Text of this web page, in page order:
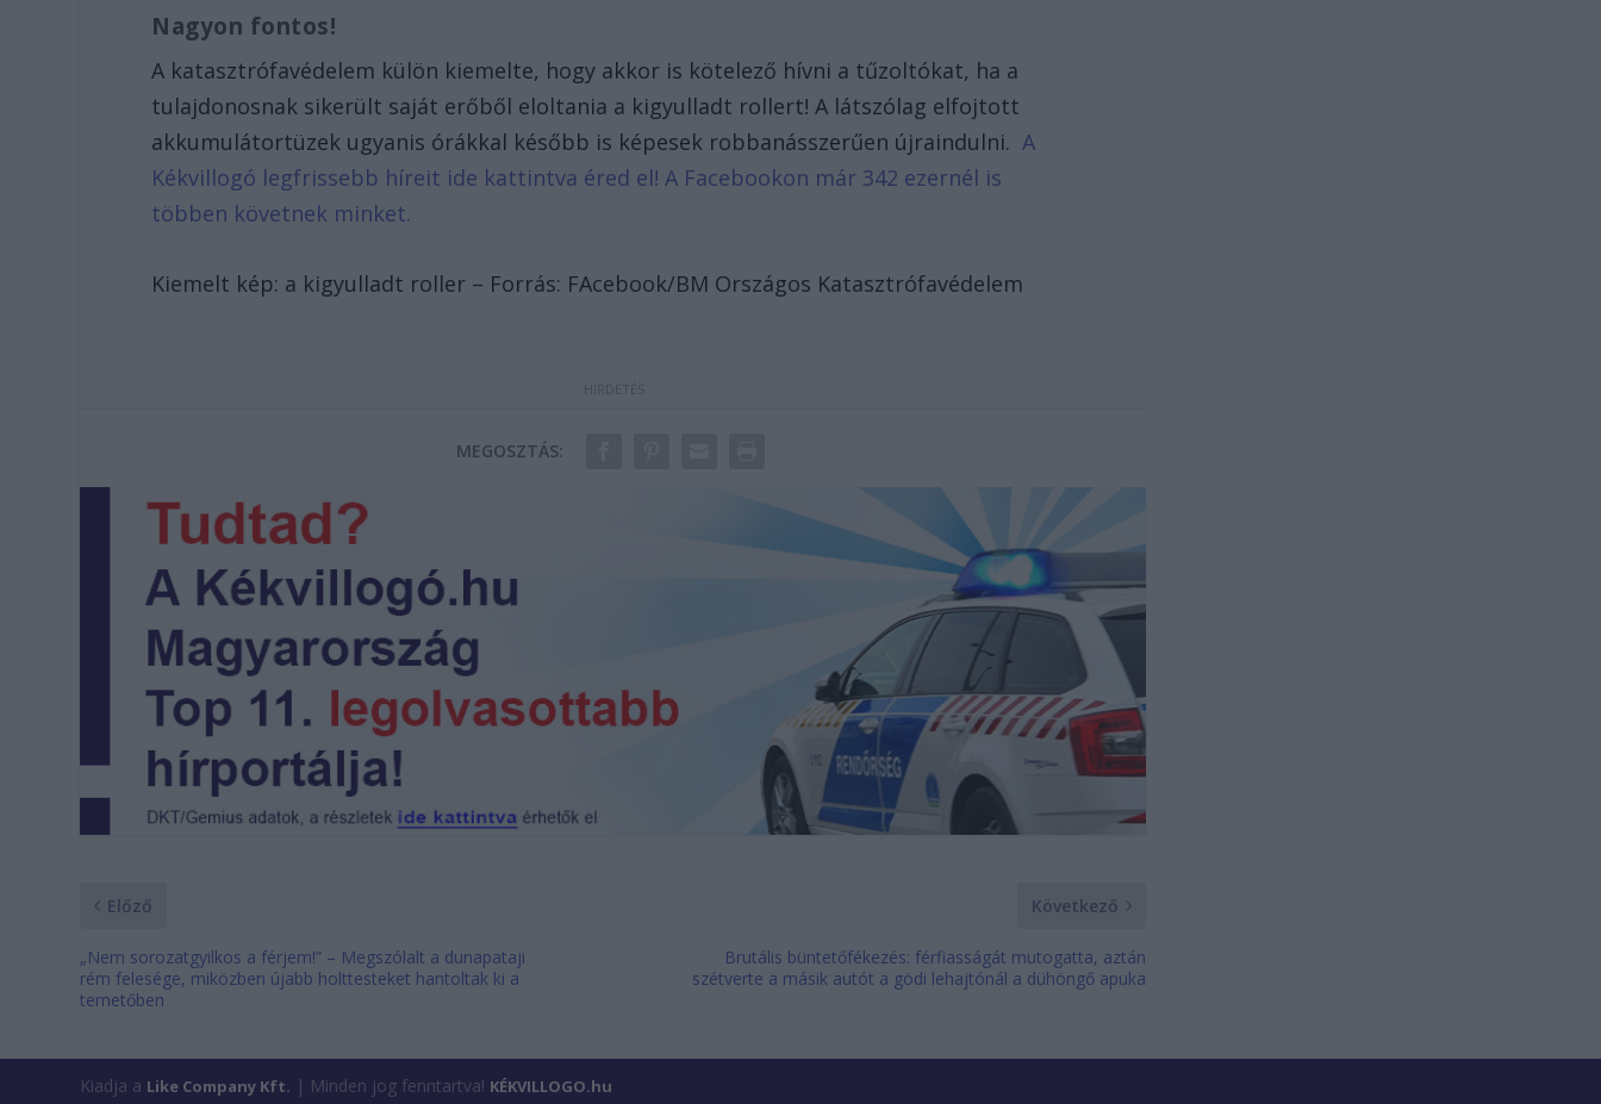
Nagyon fontos!
A katasztrófavédelem külön kiemelte, hogy akkor is kötelező hívni a tűzoltókat, ha a
tulajdonosnak sikerült saját erőből eloltania a kigyulladt rollert! A látszólag elfojtott
akkumulátortüzek ugyanis órákkal később is képesek robbanásszerűen újraindulni.A
Kékvillogó legfrissebb híreit ide kattintva éred el! A Facebookon már 342 ezernél is
többen követnek minket.
Kiemelt kép: a kigyulladt roller – Forrás: FAcebook/BM Országos Katasztrófavédelem
MEGOSZTÁS:
Előző
„Nem sorozatgyilkos a férjem!” – Megszólalt a dunapataji
rém felesége, miközben újabb holttesteket hantoltak ki a
temetőben
Következő
Brutális büntetőfékezés: férfiasságát mutogatta, aztán
szétverte a másik autót a gödi lehajtónál a dühöngő apuka
Kiadja a Like Company Kft. | Minden jog fenntartva! KÉKVILLOGO.hu